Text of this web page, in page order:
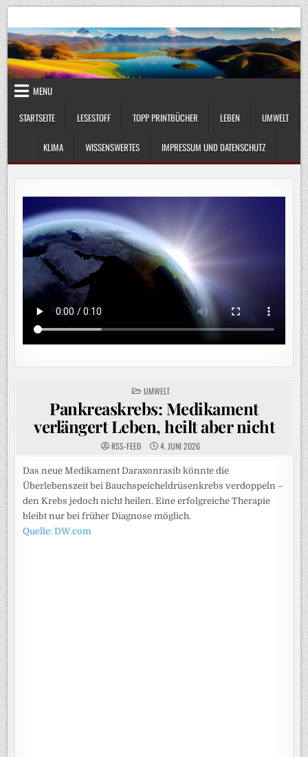
Skip
to
content
UmweltKlima.com
MENU
STARTSEITE
LESESTOFF TOPP PRINTBÜCHER LEBEN UMWELT
KLIMA WISSENSWERTES IMPRESSUM UND DATENSCHUTZ
POSTED
IN
UMWELT
Pankreaskrebs: Medikament
verlängert Leben, heilt aber nicht
RSS-FEED 4. JUNI 2026
Das neue Medikament Daraxonrasib könnte die
Überlebenszeit bei Bauchspeicheldrüsenkrebs verdoppeln –
den Krebs jedoch nicht heilen. Eine erfolgreiche Therapie
bleibt nur bei früher Diagnose möglich.
Quelle: DW.com